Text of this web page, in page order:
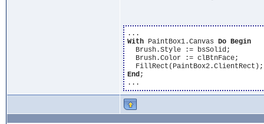
With PaintBox1.Canvas Do Begin
  Brush.Style := bsSolid;
  Brush.Color := clBtnFace;
End;